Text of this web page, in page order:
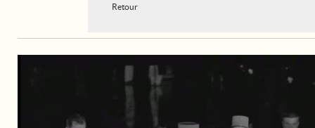
Retour